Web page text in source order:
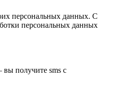
персональных данных. С
персональных данных
вы получите sms с